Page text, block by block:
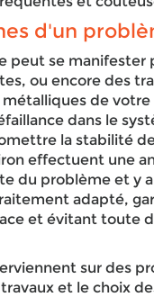
d'un
peut se manifester
ou encore des
métalliques de
dans le
la stabilité
effectuent une
du problème et y
adapté,
et évitant toute
sur des
et le choix